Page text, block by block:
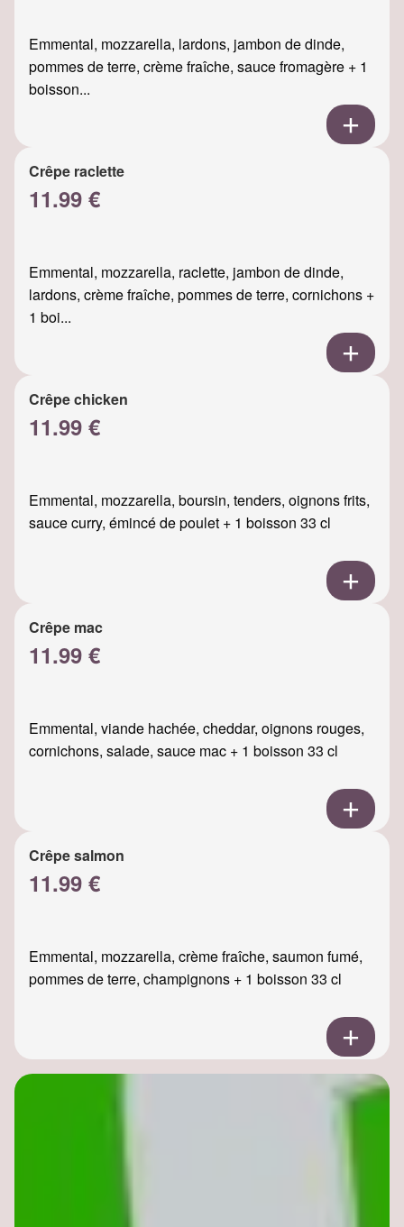
Emmental, mozzarella, lardons, jambon de dinde,
pommes de terre, crème fraîche, sauce fromagère + 1
boisson...
Crêpe raclette
11.99 €
Emmental, mozzarella, raclette, jambon de dinde,
lardons, crème fraîche, pommes de terre, cornichons +
1 boi...
Crêpe chicken
11.99 €
Emmental, mozzarella, boursin, tenders, oignons frits,
sauce curry, émincé de poulet + 1 boisson 33 cl
Crêpe mac
11.99 €
Emmental, viande hachée, cheddar, oignons rouges,
cornichons, salade, sauce mac + 1 boisson 33 cl
Crêpe salmon
11.99 €
Emmental, mozzarella, crème fraîche, saumon fumé,
pommes de terre, champignons + 1 boisson 33 cl